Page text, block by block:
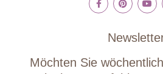
Möchten Sie